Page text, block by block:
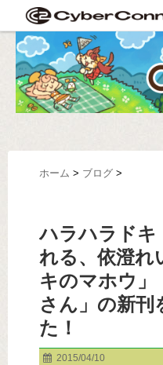
ホーム > ブログ >
ハラハラドキ
れる、依澄れ
キのマホウ」
さん」の新刊
た！
2015/04/10